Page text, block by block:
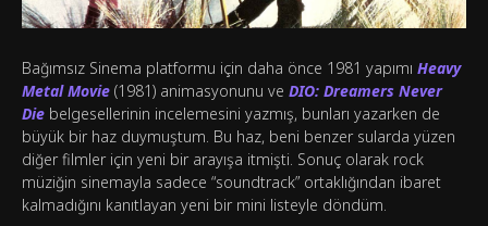
Bağımsız Sinema platformu için daha önce 1981 yapımı Heavy
Metal Movie (1981) animasyonunu ve DIO: Dreamers Never
Die belgesellerinin incelemesini yazmış, bunları yazarken de
büyük bir haz duymuştum. Bu haz, beni benzer sularda yüzen
diğer filmler için yeni bir arayışa itmişti. Sonuç olarak rock
müziğin sinemayla sadece “soundtrack” ortaklığından ibaret
kalmadığını kanıtlayan yeni bir mini listeyle döndüm.